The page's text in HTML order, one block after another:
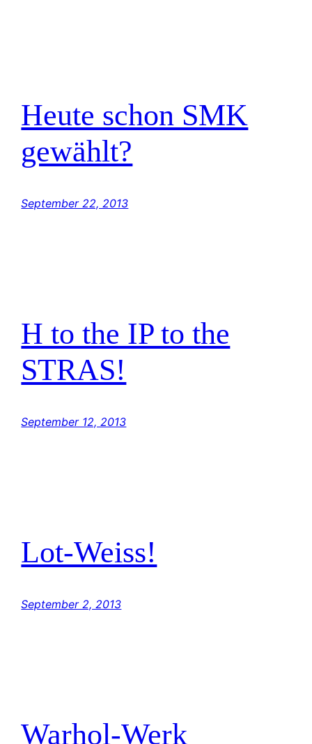
Heute schon SMK
gewählt?
September 22, 2013
H to the IP to the
STRAS!
September 12, 2013
Lot-Weiss!
September 2, 2013
Warhol-Werk